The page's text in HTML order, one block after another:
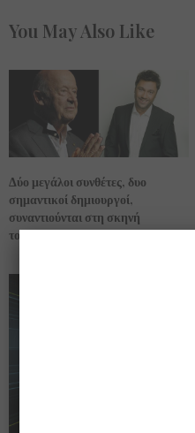
You May Also Like
Δύο μεγάλοι συνθέτες, δυο
σημαντικοί δημιουργοί,
συναντιούνται στη σκηνή
του θεάτρου Παλλάς.